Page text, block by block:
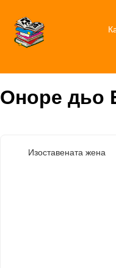
Оноре дьо
Изоставената жена